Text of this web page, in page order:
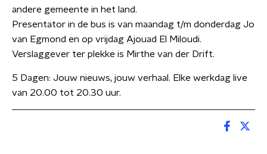
andere gemeente in het land.
Presentator in de bus is van maandag t/m donderdag Jo
van Egmond en op vrijdag Ajouad El Miloudi.
Verslaggever ter plekke is Mirthe van der Drift.
5 Dagen: Jouw nieuws, jouw verhaal. Elke werkdag live
van 20.00 tot 20.30 uur.